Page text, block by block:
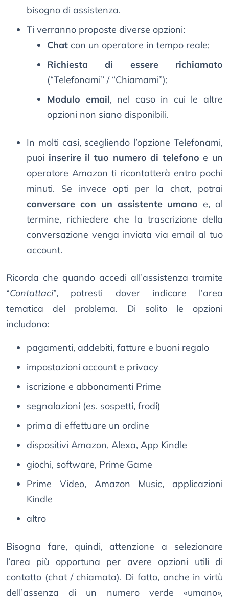
bisogno di assistenza.
Ti verranno proposte diverse opzioni:
Chat con un operatore in tempo reale;
Richiesta di essere richiamato
(“Telefonami” / “Chiamami”);
Modulo email, nel caso in cui le altre
opzioni non siano disponibili.
In molti casi, scegliendo l’opzione Telefonami,
puoi inserire il tuo numero di telefono e un
operatore Amazon ti ricontatterà entro pochi
minuti. Se invece opti per la chat, potrai
conversare con un assistente umano e, al
termine, richiedere che la trascrizione della
conversazione venga inviata via email al tuo
account.
Ricorda che quando accedi all’assistenza tramite
“Contattaci”, potresti dover indicare l’area
tematica del problema. Di solito le opzioni
includono:
pagamenti, addebiti, fatture e buoni regalo
impostazioni account e privacy
iscrizione e abbonamenti Prime
segnalazioni (es. sospetti, frodi)
prima di effettuare un ordine
dispositivi Amazon, Alexa, App Kindle
giochi, software, Prime Game
Prime Video, Amazon Music, applicazioni
Kindle
altro
Bisogna fare, quindi, attenzione a selezionare
l’area più opportuna per avere opzioni utili di
contatto (chat / chiamata). Di fatto, anche in virtù
dell’assenza di un numero verde «umano»,